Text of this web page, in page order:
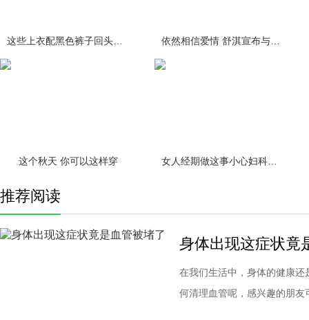
这个秋天 你可以这样穿
推荐阅读
身体出现这症状竟
在我们生活中，身体的健康
何清理血管呢，感兴趣的朋